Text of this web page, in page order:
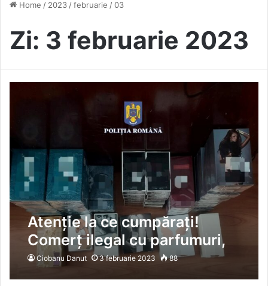
Home / 2023 /februarie /03
Zi: 3 februarie 2023
Atenție la ce cumpărați!
Comerț ilegal cu parfumuri,
produse cosmetice și de
înfrumusețare
Ciobanu Danut 3 februarie 2023 88